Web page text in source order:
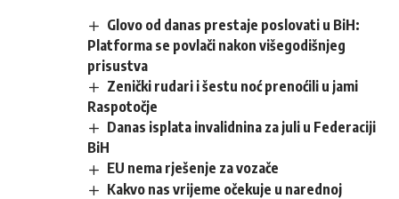
Glovo od danas prestaje poslovati u BiH:
Platforma se povlači nakon višegodišnjeg
prisustva
Zenički rudari i šestu noć prenoćili u jami
Raspotočje
Danas isplata invalidnina za juli u Federaciji
BiH
EU nema rješenje za vozače
Kakvo nas vrijeme očekuje u narednoj